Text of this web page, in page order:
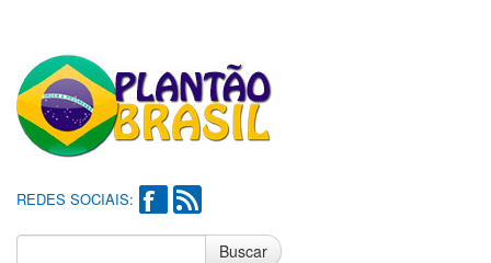
REDES SOCIAIS:
Buscar